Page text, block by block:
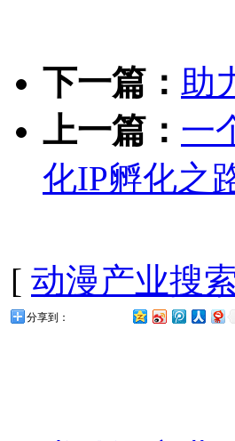
下一篇： 助
上一篇： 一
化IP孵化之
[ 动漫产业搜
分享到：